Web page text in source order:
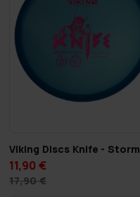
Viking Discs Knife - Storm
11,90 €
17,90 €